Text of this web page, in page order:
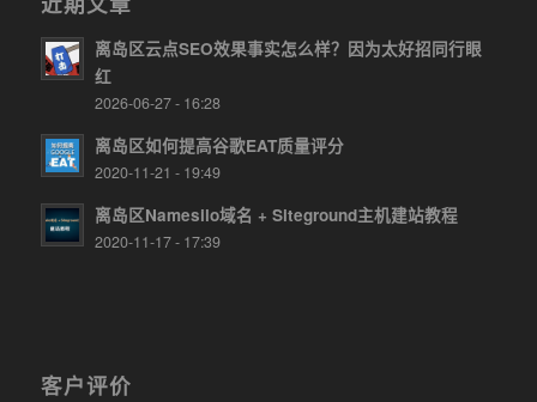
离岛区云点SEO效果事实怎么样？因为太好招同行眼
红
2026-06-27 - 16:28
离岛区如何提高谷歌EAT质量评分
2020-11-21 - 19:49
离岛区Namesilo域名 + Siteground主机建站教程
2020-11-17 - 17:39
客户评价